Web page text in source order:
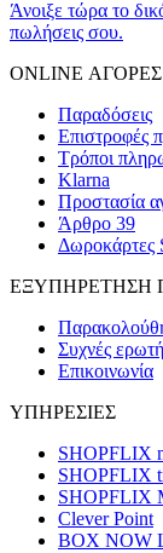
Άνοιξε τώρα το
πωλήσεις σου.
ONLINE ΑΓΟΡΕΣ
Παραδόσεις
Επιστροφές
Τρόποι
Klarna
Προστασία
Άρθρο 39
ΕΞΥΠΗΡΕΤΗΣΗ
Συχνές
Επικοινωνία
ΥΠΗΡΕΣΙΕΣ
SHOPFLIX
SHOPFLIX
Clever Point
BOX NOW